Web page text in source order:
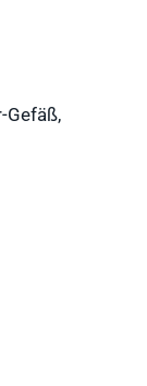
Gefäß,